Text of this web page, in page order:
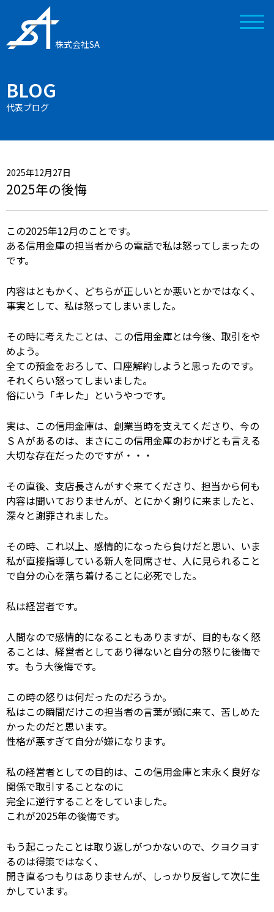
株式会社SA
BLOG
代表ブログ
2025年12月27日
2025年の後悔
この2025年12月のことです。
ある信用金庫の担当者からの電話で私は怒ってしまったの
です。
内容はともかく、どちらが正しいとか悪いとかではなく、
事実として、私は怒ってしまいました。
その時に考えたことは、この信用金庫とは今後、取引をや
めよう。
全ての預金をおろして、口座解約しようと思ったのです。
それくらい怒ってしまいました。
俗にいう「キレた」というやつです。
実は、この信用金庫は、創業当時を支えてくださり、 今の
ＳＡがあるのは、まさにこの信用金庫のおかげとも言える
大切な存在だったのですが・・・
その直後、支店長さんがすぐ来てくださり、 担当から何も
内容は聞いておりませんが、とにかく謝りに来ましたと、
深々と謝罪されました。
その時、これ以上、感情的になったら負けだと思い、 いま
私が直接指導している新人を同席させ、 人に見られること
で自分の心を落ち着けることに必死でした。
私は経営者です。
人間なので感情的になることもありますが、 目的もなく怒
ることは、経営者としてあり得ないと自分の怒りに後悔で
す。もう大後悔です。
この時の怒りは何だったのだろうか。
私はこの瞬間だけこの担当者の言葉が頭に来て、 苦しめた
かったのだと思います。
性格が悪すぎて自分が嫌になります。
私の経営者としての目的は、この信用金庫と末永く良好な
関係で取引することなのに
完全に逆行することをしていました。
これが2025年の後悔です。
もう起こったことは取り返しがつかないので、クヨクヨす
るのは得策ではなく、
開き直るつもりはありませんが、しっかり反省して次に生
かしています。